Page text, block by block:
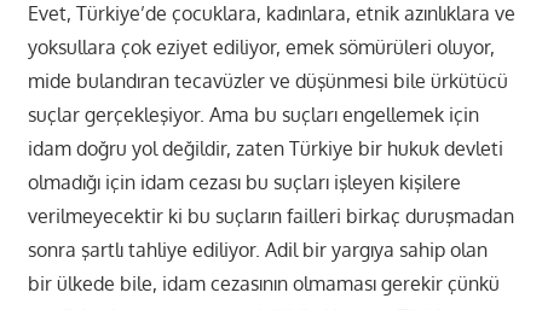
Evet, Türkiye’de çocuklara, kadınlara, etnik azınlıklara ve
yoksullara çok eziyet ediliyor, emek sömürüleri oluyor,
mide bulandıran tecavüzler ve düşünmesi bile ürkütücü
suçlar gerçekleşiyor. Ama bu suçları engellemek için
idam doğru yol değildir, zaten Türkiye bir hukuk devleti
olmadığı için idam cezası bu suçları işleyen kişilere
verilmeyecektir ki bu suçların failleri birkaç duruşmadan
sonra şartlı tahliye ediliyor. Adil bir yargıya sahip olan
bir ülkede bile, idam cezasının olmaması gerekir çünkü